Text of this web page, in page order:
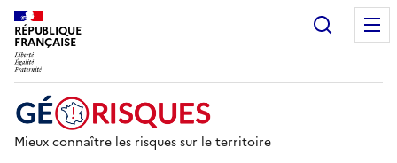
RÉPUBLIQUE
FRANÇAISE
Mieux connaître les risques sur le territoire